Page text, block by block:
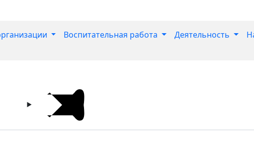
Воспитательная работа Деятельность